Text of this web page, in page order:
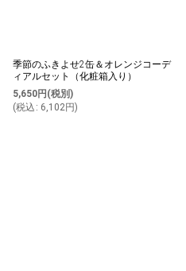
季節のふきよせ2缶＆オレンジコーデ
ィアルセット（化粧箱入り）
5,650円 (税別)
(税込 : 6,102円)